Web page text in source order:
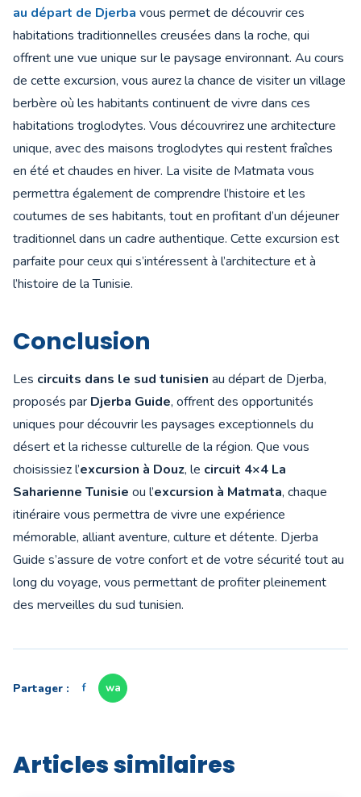
au départ de Djerba vous permet de découvrir ces
habitations traditionnelles creusées dans la roche, qui
offrent une vue unique sur le paysage environnant. Au cours
de cette excursion, vous aurez la chance de visiter un village
berbère où les habitants continuent de vivre dans ces
habitations troglodytes. Vous découvrirez une architecture
unique, avec des maisons troglodytes qui restent fraîches
en été et chaudes en hiver. La visite de Matmata vous
permettra également de comprendre l’histoire et les
coutumes de ses habitants, tout en profitant d’un déjeuner
traditionnel dans un cadre authentique. Cette excursion est
parfaite pour ceux qui s’intéressent à l’architecture et à
l’histoire de la Tunisie.
Conclusion
Les circuits dans le sud tunisien au départ de Djerba,
proposés par Djerba Guide, offrent des opportunités
uniques pour découvrir les paysages exceptionnels du
désert et la richesse culturelle de la région. Que vous
choisissiez l’excursion à Douz, le circuit 4×4 La
Saharienne Tunisie ou l’excursion à Matmata, chaque
itinéraire vous permettra de vivre une expérience
mémorable, alliant aventure, culture et détente. Djerba
Guide s’assure de votre confort et de votre sécurité tout au
long du voyage, vous permettant de profiter pleinement
des merveilles du sud tunisien.
Partager : f wa
Articles similaires